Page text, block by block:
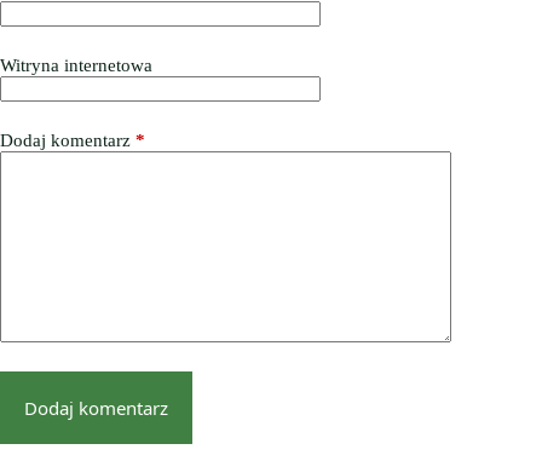
Witryna internetowa
Dodaj komentarz *
Dodaj komentarz